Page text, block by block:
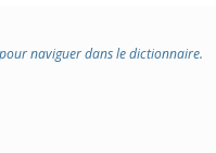
naviguer dans le dictionnaire.